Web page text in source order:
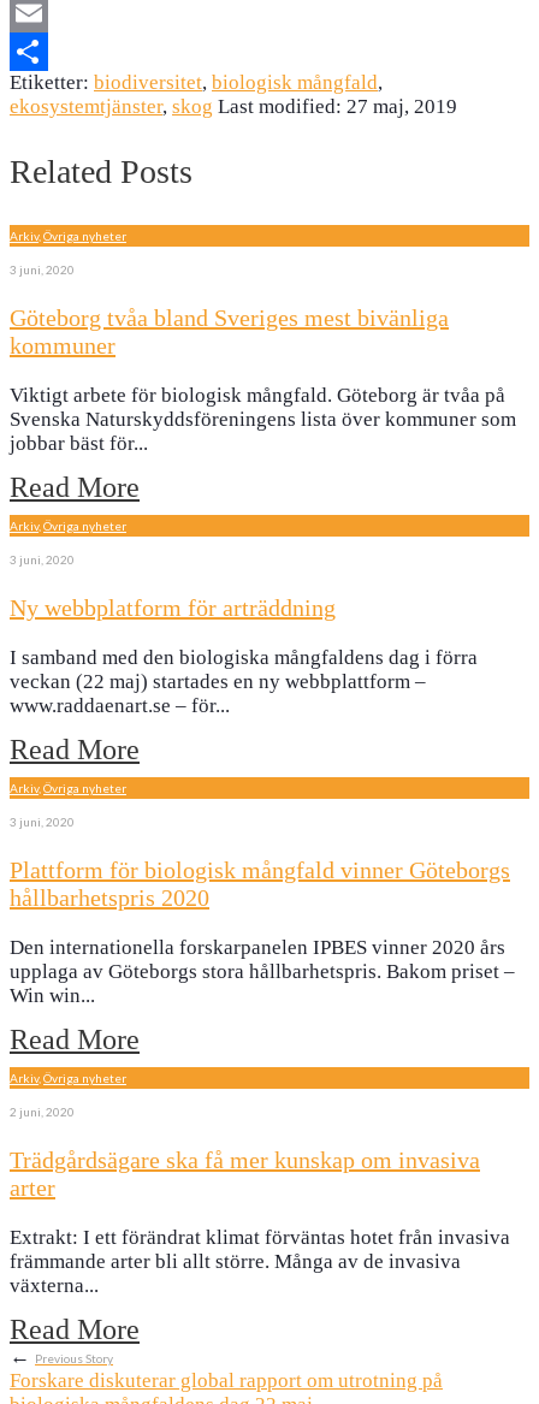
Mastodon
Email
Dela
Etiketter: biodiversitet, biologisk mångfald,
ekosystemtjänster, skog Last modified: 27 maj, 2019
Related Posts
Arkiv, Övriga nyheter
3 juni, 2020
Göteborg tvåa bland Sveriges mest bivänliga
kommuner
Viktigt arbete för biologisk mångfald. Göteborg är tvåa på
Svenska Naturskyddsföreningens lista över kommuner som
jobbar bäst för...
Read More
Arkiv, Övriga nyheter
3 juni, 2020
Ny webbplatform för arträddning
I samband med den biologiska mångfaldens dag i förra
veckan (22 maj) startades en ny webbplattform –
www.raddaenart.se – för...
Read More
Arkiv, Övriga nyheter
3 juni, 2020
Plattform för biologisk mångfald vinner Göteborgs
hållbarhetspris 2020
Den internationella forskarpanelen IPBES vinner 2020 års
upplaga av Göteborgs stora hållbarhetspris. Bakom priset –
Win win...
Read More
Arkiv, Övriga nyheter
2 juni, 2020
Trädgårdsägare ska få mer kunskap om invasiva
arter
Extrakt: I ett förändrat klimat förväntas hotet från invasiva
främmande arter bli allt större. Många av de invasiva
växterna...
Read More
← Previous Story
Forskare diskuterar global rapport om utrotning på